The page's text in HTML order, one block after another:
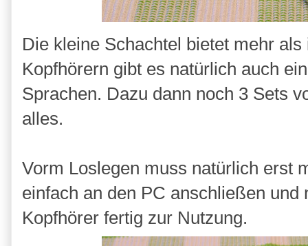
Die kleine Schachtel bietet mehr
Kopfhörern gibt es natürlich auch
Sprachen. Dazu dann noch 3 Sets
alles.
Vorm Loslegen muss natürlich erst
einfach an den PC anschließen und
Kopfhörer fertig zur Nutzung.